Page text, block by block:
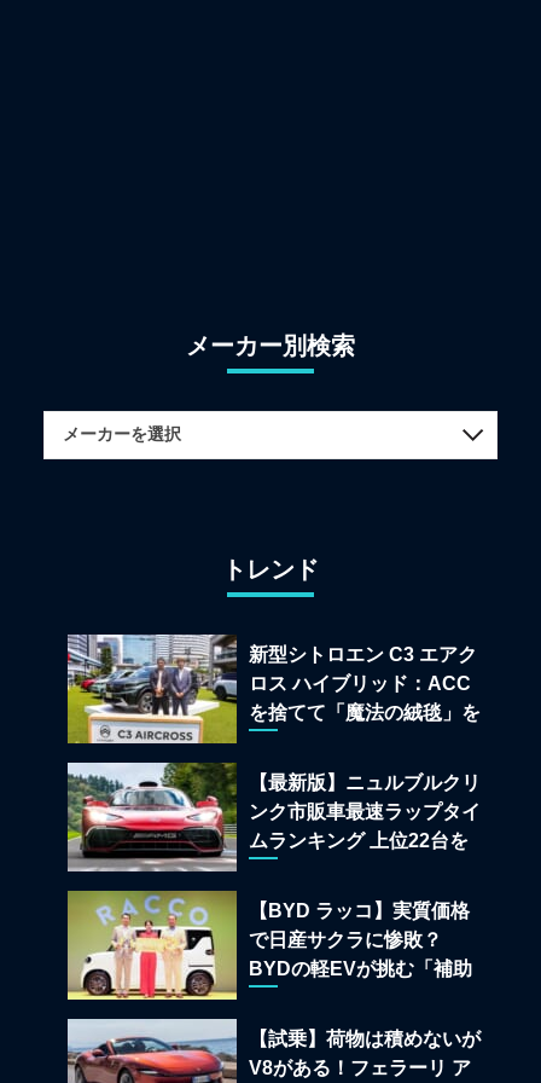
メーカー別検索
トレンド
新型シトロエン C3 エアク
ロス ハイブリッド：ACC
を捨てて「魔法の絨毯」を
児
【最新版】ニュルブルクリ
ンク市販車最速ラップタイ
ムランキング 上位22台を
【BYD ラッコ】実質価格
で日産サクラに惨敗？
BYDの軽EVが挑む「補助
界
【試乗】荷物は積めないが
V8がある！フェラーリ ア